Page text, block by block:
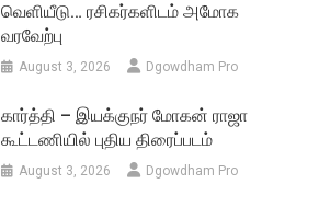
வெளியீடு… ரசிகர்களிடம் அமோக
வரவேற்பு
August 3, 2026 Dgowdham Pro
கார்த்தி – இயக்குநர் மோகன் ராஜா
கூட்டணியில் புதிய திரைப்படம்
August 3, 2026 Dgowdham Pro